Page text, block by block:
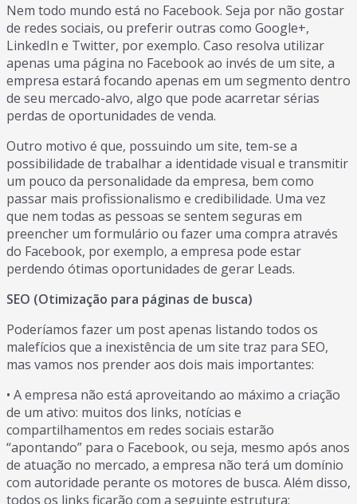
Nem todo mundo está no Facebook. Seja por não gostar
de redes sociais, ou preferir outras como Google+,
LinkedIn e Twitter, por exemplo. Caso resolva utilizar
apenas uma página no Facebook ao invés de um site, a
empresa estará focando apenas em um segmento dentro
de seu mercado-alvo, algo que pode acarretar sérias
perdas de oportunidades de venda.
Outro motivo é que, possuindo um site, tem-se a
possibilidade de trabalhar a identidade visual e transmitir
um pouco da personalidade da empresa, bem como
passar mais profissionalismo e credibilidade. Uma vez
que nem todas as pessoas se sentem seguras em
preencher um formulário ou fazer uma compra através
do Facebook, por exemplo, a empresa pode estar
perdendo ótimas oportunidades de gerar Leads.
SEO (Otimização para páginas de busca)
Poderíamos fazer um post apenas listando todos os
malefícios que a inexistência de um site traz para SEO,
mas vamos nos prender aos dois mais importantes:
• A empresa não está aproveitando ao máximo a criação
de um ativo: muitos dos links, notícias e
compartilhamentos em redes sociais estarão
“apontando” para o Facebook, ou seja, mesmo após anos
de atuação no mercado, a empresa não terá um domínio
com autoridade perante os motores de busca. Além disso,
todos os links ficarão com a seguinte estrutura: